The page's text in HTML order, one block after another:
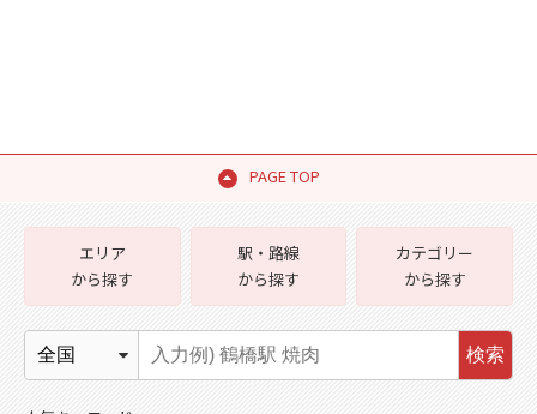
PAGE TOP
エリア
から探す
駅・路線
から探す
カテゴリー
から探す
検索